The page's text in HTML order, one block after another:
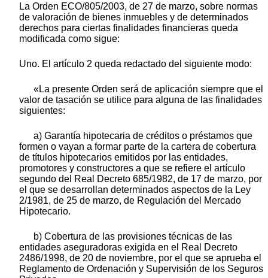
La Orden ECO/805/2003, de 27 de marzo, sobre normas
de valoración de bienes inmuebles y de determinados
derechos para ciertas finalidades financieras queda
modificada como sigue:
Uno. El artículo 2 queda redactado del siguiente modo:
«La presente Orden será de aplicación siempre que el
valor de tasación se utilice para alguna de las finalidades
siguientes:
a) Garantía hipotecaria de créditos o préstamos que
formen o vayan a formar parte de la cartera de cobertura
de títulos hipotecarios emitidos por las entidades,
promotores y constructores a que se refiere el artículo
segundo del Real Decreto 685/1982, de 17 de marzo, por
el que se desarrollan determinados aspectos de la Ley
2/1981, de 25 de marzo, de Regulación del Mercado
Hipotecario.
b) Cobertura de las provisiones técnicas de las
entidades aseguradoras exigida en el Real Decreto
2486/1998, de 20 de noviembre, por el que se aprueba el
Reglamento de Ordenación y Supervisión de los Seguros